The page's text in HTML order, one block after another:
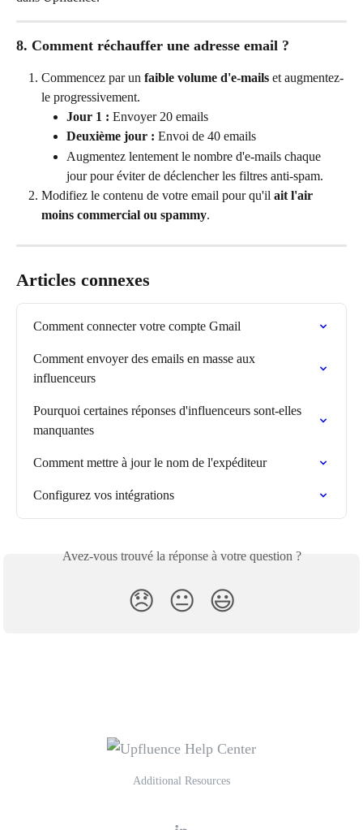
8. Comment réchauffer une adresse email ?
Commencez par un faible volume d'e-mails et augmentez-
le progressivement.
Jour 1 : Envoyer 20 emails
Deuxième jour : Envoi de 40 emails
Augmentez lentement le nombre d'e-mails chaque
jour pour éviter de déclencher les filtres anti-spam.
Modifiez le contenu de votre email pour qu'il ait l'air
moins commercial ou spammy.
Articles connexes
Comment connecter votre compte Gmail
Comment envoyer des emails en masse aux
influenceurs
Pourquoi certaines réponses d'influenceurs sont-elles
manquantes
Comment mettre à jour le nom de l'expéditeur
Configurez vos intégrations
Avez-vous trouvé la réponse à votre question ?
😞 😐 😃
Additional Resources